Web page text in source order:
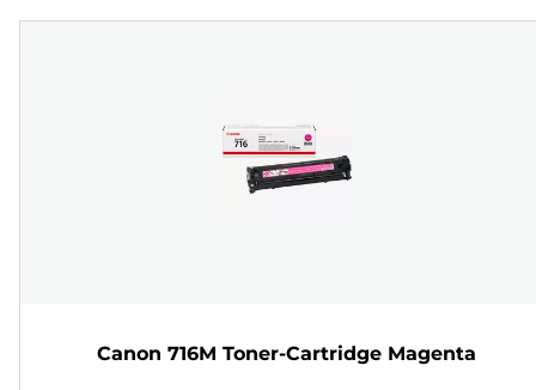
Canon 716M Toner-Cartridge Magenta